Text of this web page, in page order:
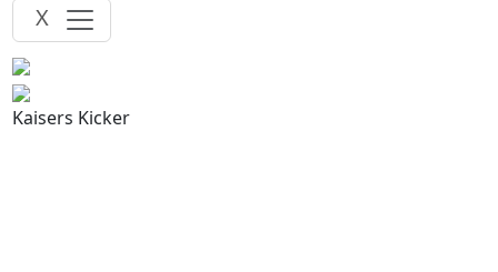
X
Kaisers Kicker